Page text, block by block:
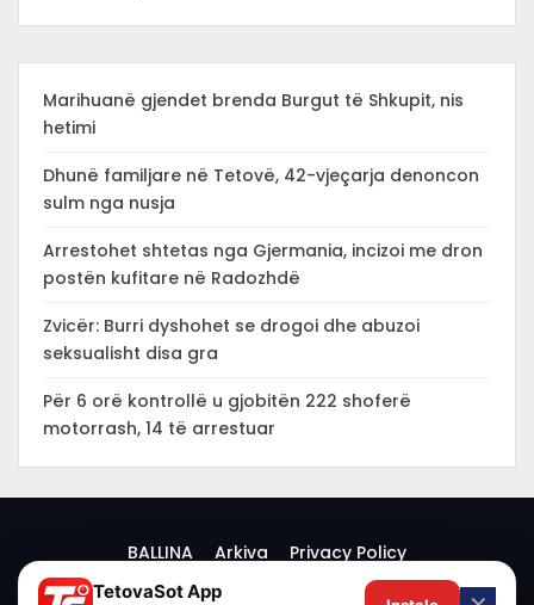
Marihuanë gjendet brenda Burgut të Shkupit, nis
hetimi
Dhunë familjare në Tetovë, 42-vjeçarja denoncon
sulm nga nusja
Arrestohet shtetas nga Gjermania, incizoi me dron
postën kufitare në Radozhdë
Zvicër: Burri dyshohet se drogoi dhe abuzoi
seksualisht disa gra
Për 6 orë kontrollë u gjobitën 222 shoferë
motorrash, 14 të arrestuar
BALLINA Arkiva Privacy Policy
TetovaSot App